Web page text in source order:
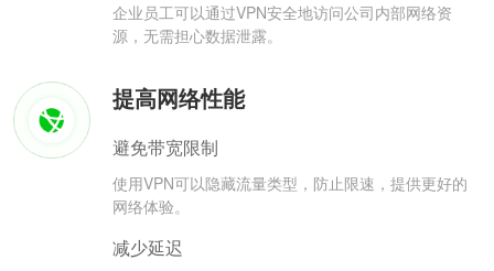
企业员工可以通过VPN安全地访问公司内部网络资
源，无需担心数据泄露。
提高网络性能
避免带宽限制
使用VPN可以隐藏流量类型，防止限速，提供更好的
网络体验。
减少延迟